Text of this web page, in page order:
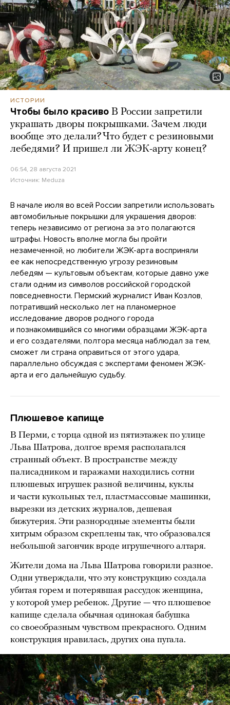
ИСТОРИИ
Чтобы было красиво В России запретили
украшать дворы покрышками. Зачем люди
вообще это делали? Что будет с резиновыми
лебедями? И пришел ли ЖЭК-арту конец?
06:54, 28 августа 2021
Источник: Meduza
В начале июля во всей России запретили использовать
автомобильные покрышки для украшения дворов:
теперь независимо от региона за это полагаются
штрафы. Новость вполне могла бы пройти
незамеченной, но любители ЖЭК-арта восприняли
ее как непосредственную угрозу резиновым
лебедям — культовым объектам, которые давно уже
стали одним из символов российской городской
повседневности. Пермский журналист Иван Козлов,
потративший несколько лет на планомерное
исследование дворов родного города
и познакомившийся со многими образцами ЖЭК-арта
и его создателями, полтора месяца наблюдал за тем,
сможет ли страна оправиться от этого удара,
параллельно обсуждая с экспертами феномен ЖЭК-
арта и его дальнейшую судьбу.
Плюшевое капище
В Перми, с торца одной из пятиэтажек по улице
Льва Шатрова, долгое время располагался
странный объект. В пространстве между
палисадником и гаражами находились сотни
плюшевых игрушек разной величины, куклы
и части кукольных тел, пластмассовые машинки,
вырезки из детских журналов, дешевая
бижутерия. Эти разнородные элементы были
хитрым образом скреплены так, что образовался
небольшой загончик вроде игрушечного алтаря.
Жители дома на Льва Шатрова говорили разное.
Одни утверждали, что эту конструкцию создала
убитая горем и потерявшая рассудок женщина,
у которой умер ребенок. Другие — что плюшевое
капище сделала обычная одинокая бабушка
со своеобразным чувством прекрасного. Одним
конструкция нравилась, других она пугала.